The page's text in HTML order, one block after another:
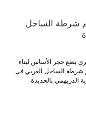
شرطة الساحل
يضع حجر الأساس لبناء
الساحل الغربي في
الدريهمي بالحديدة